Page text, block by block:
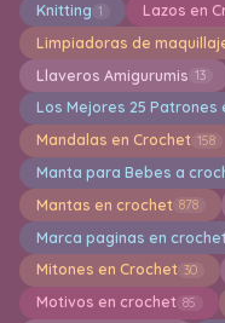
Knitting 1 Lazos en
Limpiadoras de
Llaveros Amigurumis 13
Los Mejores 25 Patrones
Mandalas en Crochet 158
Manta para Bebes a
Mantas en crochet 878
Marca paginas en crochet
Mitones en Crochet 30
Motivos en crochet 85